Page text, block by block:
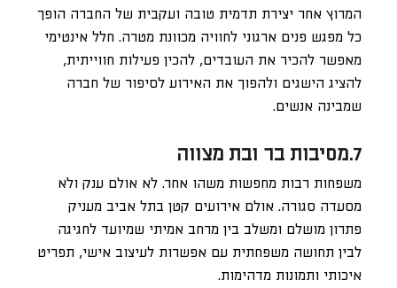
המרוץ אחר יצירת תדמית טובה ועקבית של החברה הופך
כל מפגש פנים ארגוני לחוויה מכוונת מטרה. חלל אינטימי
מאפשר להכיר את העובדים, להכין פעילות חווייתית,
להציג הישגים ולהפוך את האירוע לסיפור של חברה
שמבינה אנשים.
7.מסיבות בר ובת מצווה
משפחות רבות מחפשות משהו אחר. לא אולם ענק ולא
מסעדה סגורה. אולם אירועים קטן בתל אביב מעניק
פתרון מושלם ומשלב בין מרחב אמיתי שמיועד לחגיגה
לבין תחושה משפחתית עם אפשרות לעיצוב אישי, תפריט
איכותי ותמונות מדהימות.